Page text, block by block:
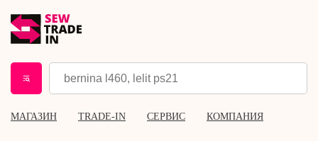
МАГАЗИН TRADE-IN СЕРВИС КОМПАНИЯ